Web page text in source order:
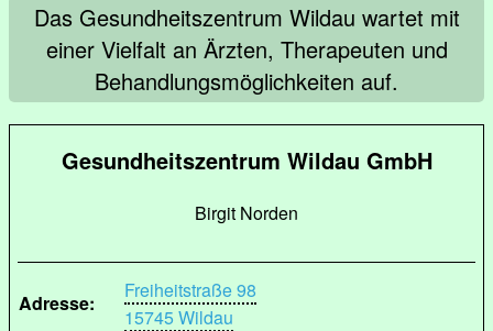
Das Gesundheitszentrum Wildau wartet mit
einer Vielfalt an Ärzten, Therapeuten und
Behandlungsmöglichkeiten auf.
Gesundheitszentrum Wildau GmbH
Birgit Norden
Adresse:
Freiheitstraße 98
15745 Wildau